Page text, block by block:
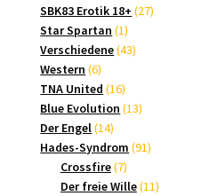
Produkte
SBK83 Erotik 18+ 2727
Star Spartan 11
Produkt
Verschiedene 4343
Western 66
Produkte
TNA United 1616
Produkte
Blue Evolution 1313
Der Engel 1414
Produkte
Hades-Syndrom 9191
Crossfire 77
Produkte
Der freie Wille 1111